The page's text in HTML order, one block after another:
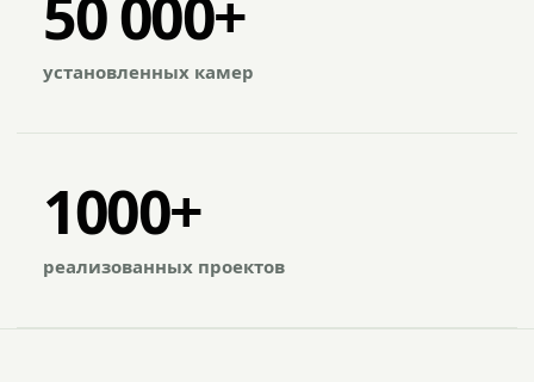
50 000+
установленных камер
1000+
реализованных проектов